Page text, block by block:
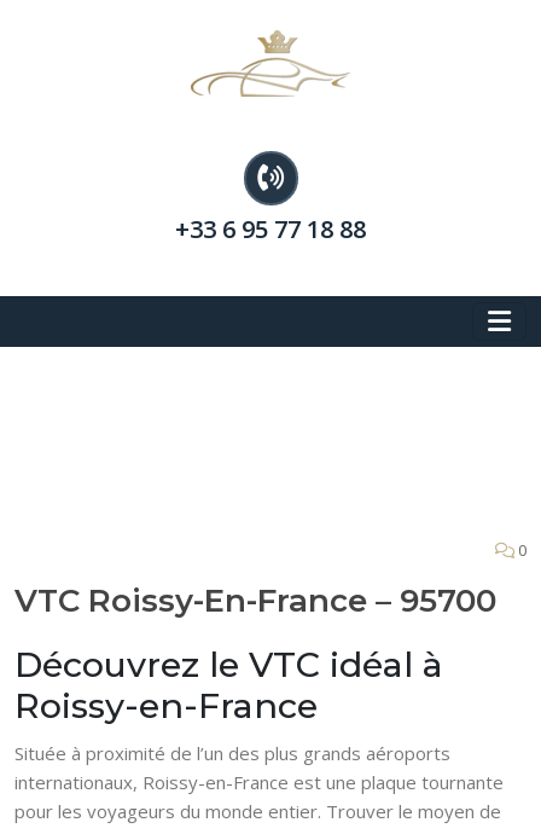
+33 6 95 77 18 88
0
VTC Roissy-En-France – 95700
Découvrez le VTC idéal à
Roissy-en-France
Située à proximité de l’un des plus grands aéroports
internationaux, Roissy-en-France est une plaque tournante
pour les voyageurs du monde entier. Trouver le moyen de